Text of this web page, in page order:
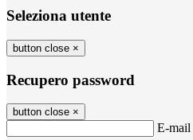
Seleziona utente
button close ×
Recupero password
button close ×
E-mail